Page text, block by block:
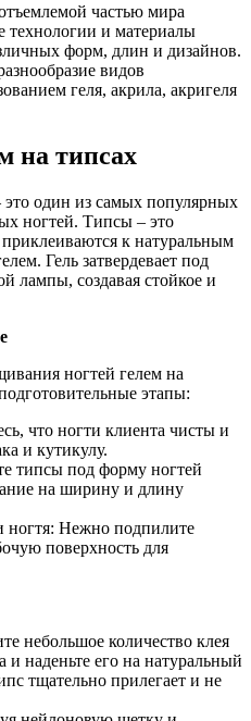
частью мира
технологии и материалы
форм, длин и дизайнов.
видов
геля, акрила, акригеля
на типсах
один из самых популярных
ногтей. Типсы – это
к натуральным
Гель затвердевает под
лампы, создавая стойкое и
ногтей гелем на
этапы:
что ногти клиента чисты и
и кутикулу.
типсы под форму ногтей
на ширину и длину
ногтя: Нежно подпилите
поверхность для
небольшое количество клея
наденьте его на натуральный
тщательно прилегает и не